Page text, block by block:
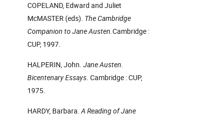
COPELAND, Edward and Juliet
McMASTER (eds). The Cambridge
Companion to Jane Austen.Cambridge :
CUP, 1997.
HALPERIN, John. Jane Austen.
Bicentenary Essays. Cambridge : CUP,
1975.
HARDY, Barbara.A Reading of Jane